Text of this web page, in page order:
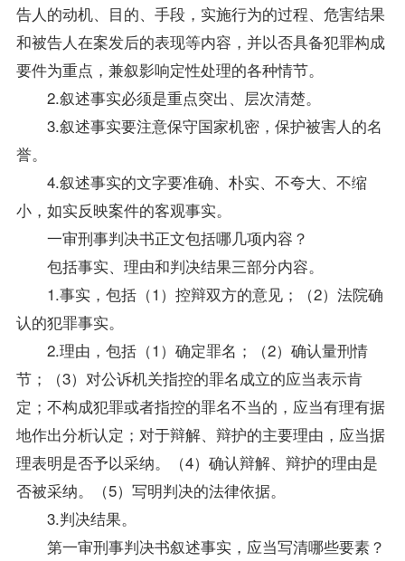
告人的动机、目的、手段，实施行为的过程、危害结果
和被告人在案发后的表现等内容，并以否具备犯罪构成
要件为重点，兼叙影响定性处理的各种情节。
2.叙述事实必须是重点突出、层次清楚。
3.叙述事实要注意保守国家机密，保护被害人的名
誉。
4.叙述事实的文字要准确、朴实、不夸大、不缩
小，如实反映案件的客观事实。
一审刑事判决书正文包括哪几项内容？
包括事实、理由和判决结果三部分内容。
1.事实，包括（1）控辩双方的意见；（2）法院确
认的犯罪事实。
2.理由，包括（1）确定罪名；（2）确认量刑情
节；（3）对公诉机关指控的罪名成立的应当表示肯
定；不构成犯罪或者指控的罪名不当的，应当有理有据
地作出分析认定；对于辩解、辩护的主要理由，应当据
理表明是否予以采纳。（4）确认辩解、辩护的理由是
否被采纳。（5）写明判决的法律依据。
3.判决结果。
第一审刑事判决书叙述事实，应当写清哪些要素？